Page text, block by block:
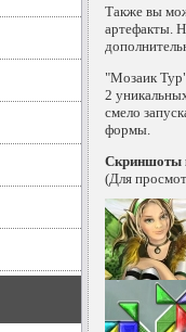
Также вы
артефакты.
"Мозаик
2
смело
формы.
Скриншоты
(Для